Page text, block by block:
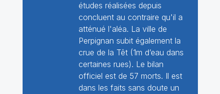
études réalisées depuis
concluent au contraire qu'il a
atténué l'aléa. La ville de
Perpignan subit également la
crue de la Têt (1m d’eau dans
certaines rues). Le bilan
officiel est de 57 morts. Il est
dans les faits sans doute un